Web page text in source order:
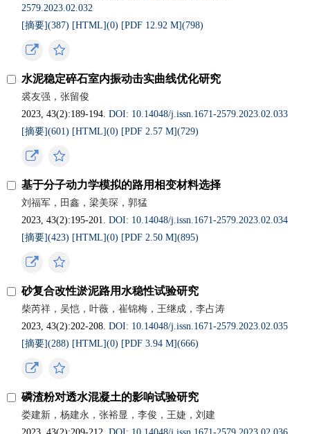
2579.2023.02.032
[摘要](387) [HTML](0) [PDF 12.92 M](798)
水泥稳定碎石室内振动击实曲线优化研究
裘友强，张留俊
2023, 43(2):189-194.DOI: 10.14048/j.issn.1671‐2579.2023.02.033
[摘要](601) [HTML](0) [PDF 2.57 M](729)
基于分子动力学模拟的路用相变材料选择
刘福军，田鑫，梁美琛，郭猛
2023, 43(2):195-201.DOI: 10.14048/j.issn.1671‐2579.2023.02.034
[摘要](423) [HTML](0) [PDF 2.50 M](895)
砂复合改性淤泥路用水稳性试验研究
柴芮祥，吴恺，叶薇，崔锦梅，王继成，李占涛
2023, 43(2):202-208.DOI: 10.14048/j.issn.1671‐2579.2023.02.035
[摘要](288) [HTML](0) [PDF 3.94 M](666)
磷渣粉对透水混凝土的影响试验研究
娄建新，杨建永，张裕显，李俊，王婕，刘建